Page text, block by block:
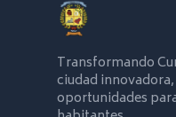
Transformando
ciudad
oportunidades